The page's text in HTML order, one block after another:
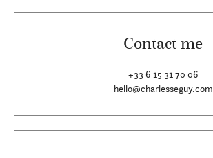
Contact me
+33 6 15 31 70 06
hello@charlesseguy.com